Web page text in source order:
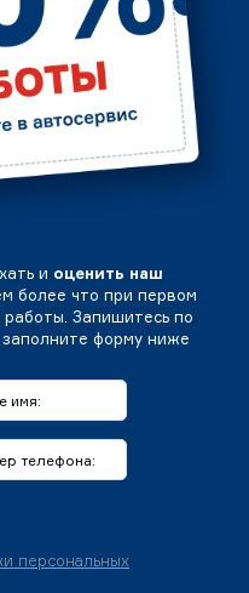
и оценить наш
более что при первом
Запишитесь по
форму ниже
персональных